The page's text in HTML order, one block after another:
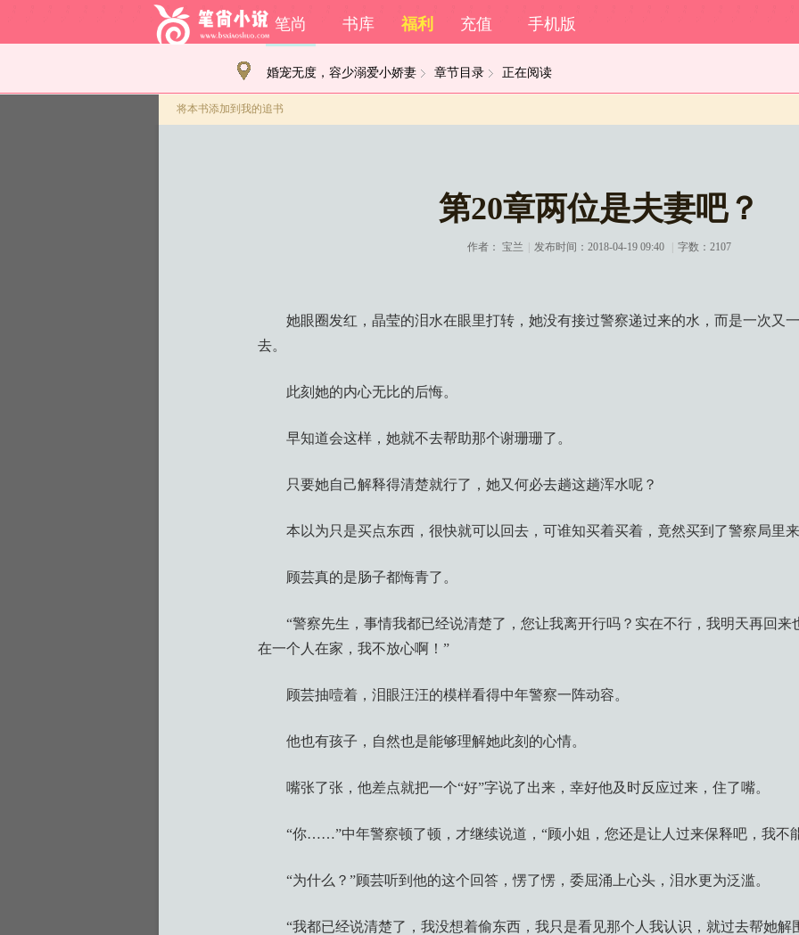
笔尚 书库 福利 充值 手机版
婚宠无度，容少溺爱小娇妻 章节目录 正在阅读
将本书添加到我的追书
第20章两位是夫妻吧？
作者： 宝兰 发布时间：2018-04-19 09:40 字数：2107
她眼圈发红，晶莹的泪水在眼里打转，她没有接过警察递过来的水，而是一次又
去。
此刻她的内心无比的后悔。
早知道会这样，她就不去帮助那个谢珊珊了。
只要她自己解释得清楚就行了，她又何必去趟这趟浑水呢？
本以为只是买点东西，很快就可以回去，可谁知买着买着，竟然买到了警察局里
顾芸真的是肠子都悔青了。
“警察先生，事情我都已经说清楚了，您让我离开行吗？实在不行，我明天再回来
在一个人在家，我不放心啊！”
顾芸抽噎着，泪眼汪汪的模样看得中年警察一阵动容。
他也有孩子，自然也是能够理解她此刻的心情。
嘴张了张，他差点就把一个“好”字说了出来，幸好他及时反应过来，住了嘴。
“你……”中年警察顿了顿，才继续说道，“顾小姐，您还是让人过来保释吧，我不
“为什么？”顾芸听到他的这个回答，愣了愣，委屈涌上心头，泪水更为泛滥。
“我都已经说清楚了，我没想着偷东西，我只是看见那个人我认识，就过去帮她解